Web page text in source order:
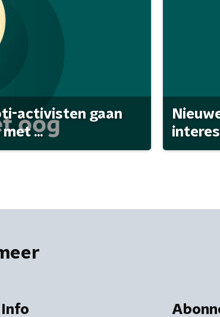
activisten gaan
...
Info